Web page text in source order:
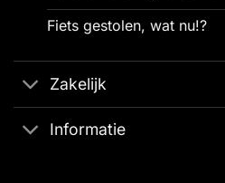
Fiets gestolen, wat nu!?
Zakelijk
Informatie